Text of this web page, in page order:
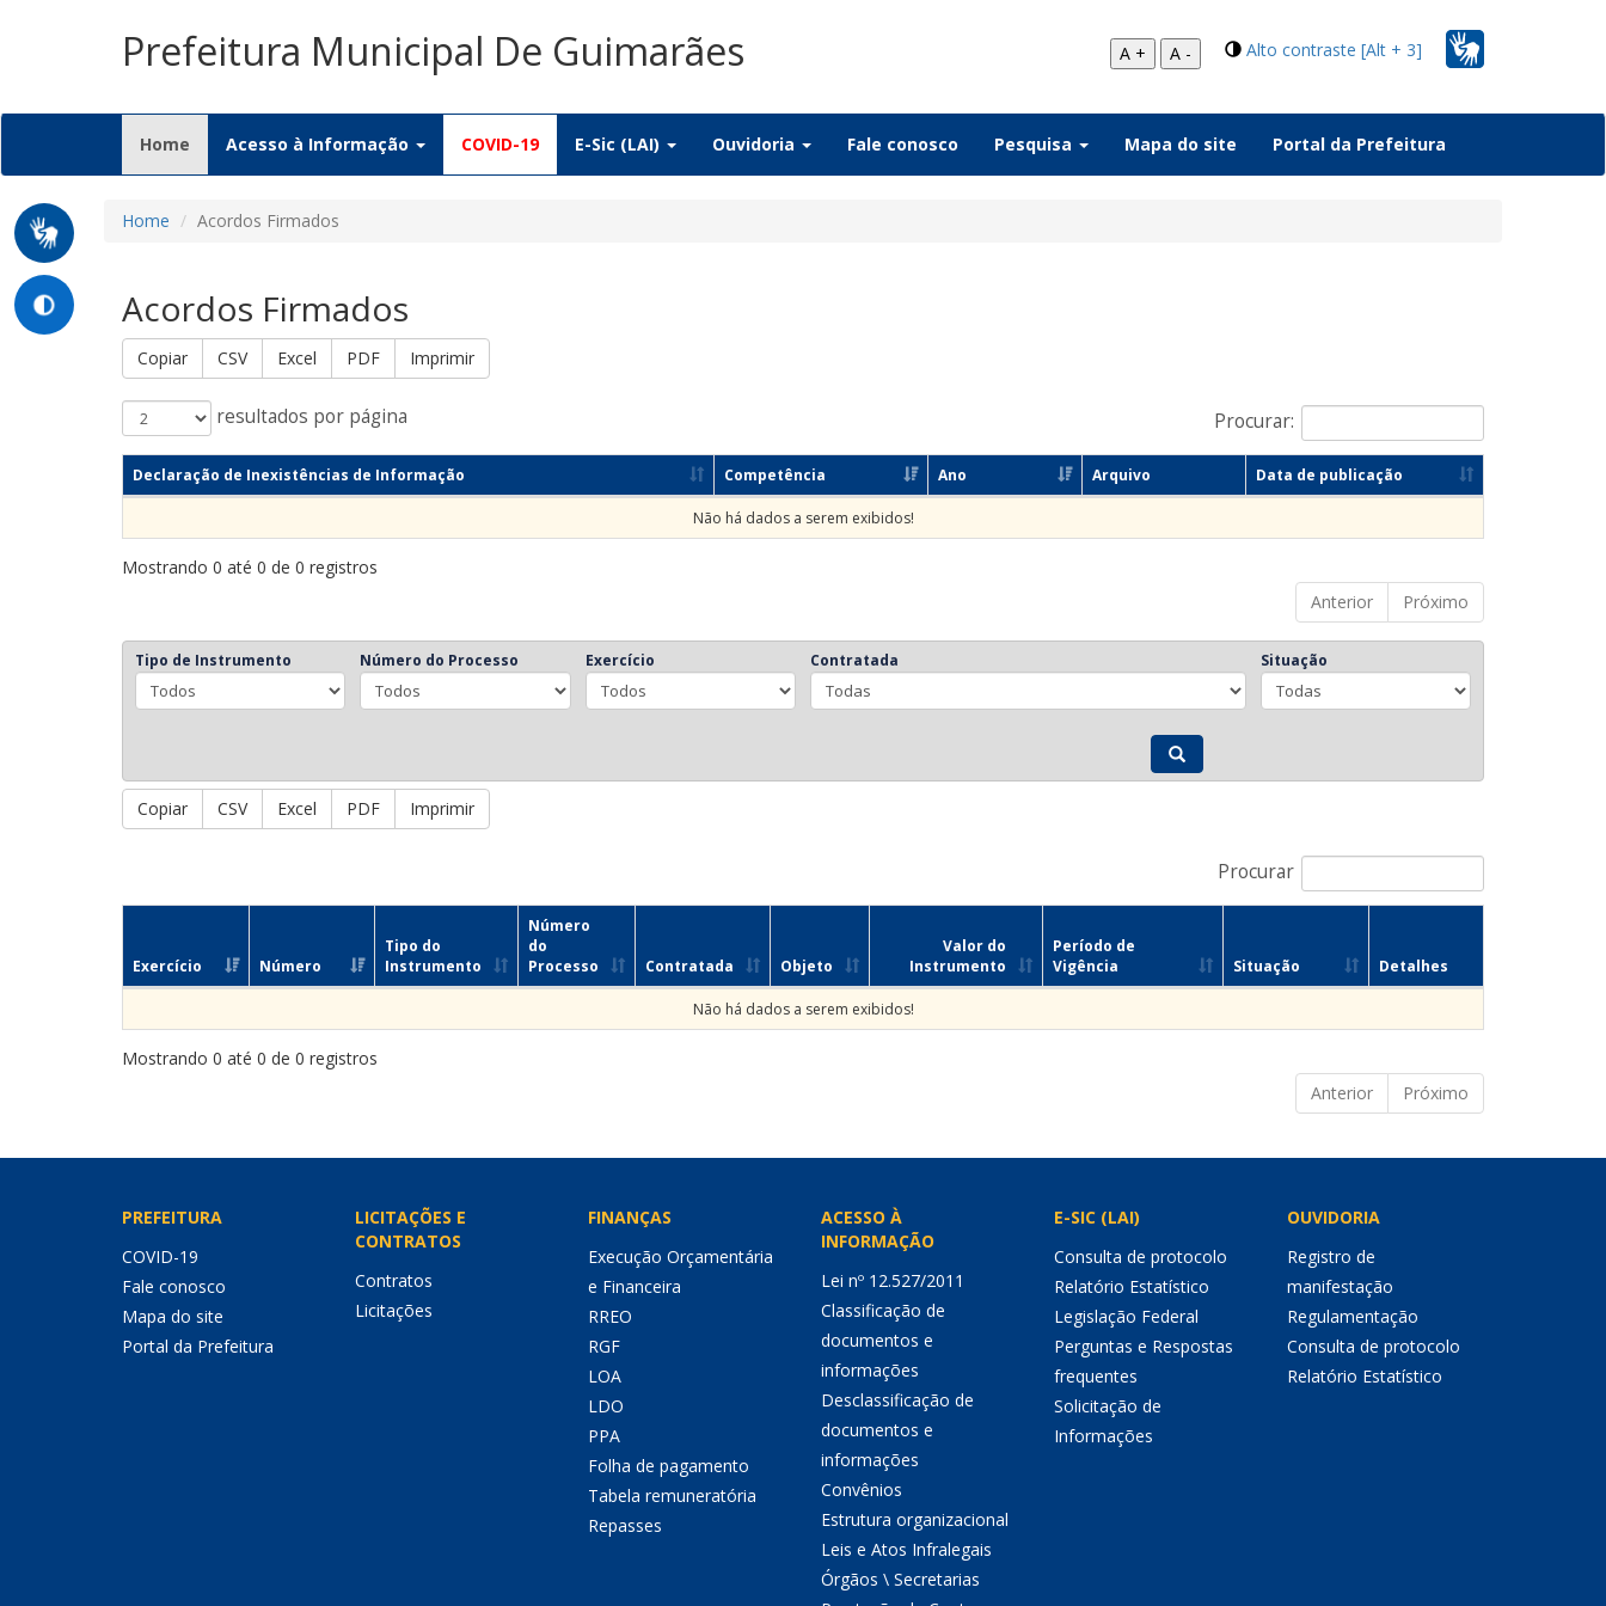
Prefeitura Municipal De Guimarães Alto contraste [Alt + 3]
A + A -
Home (current)
Acesso à Informação COVID-19 E-Sic (LAI) Ouvidoria Fale conosco Pesquisa Mapa do site Portal da Prefeitura
Home Acordos Firmados
Acordos Firmados
Copiar CSV Excel PDF Imprimir
resultados por página Procurar:
Declaração de Inexistências de Informação Competência Ano Arquivo Data de publicação
Não há dados a serem exibidos!
Mostrando 0 até 0 de 0 registros
Anterior
Próximo
Tipo de Instrumento Número do Processo Exercício Contratada Situação
Copiar CSV Excel PDF Imprimir
Procurar
Exercício Número
Tipo do
Instrumento
Número
do
Processo
Contratada Objeto
Valor do
Instrumento
Período de
Vigência
Situação Detalhes
Não há dados a serem exibidos!
Mostrando 0 até 0 de 0 registros
Anterior
Próximo
PREFEITURA
COVID-19
Fale conosco
Mapa do site
Portal da Prefeitura
LICITAÇÕES E
CONTRATOS
Contratos
Licitações
FINANÇAS
Execução Orçamentária
e Financeira
RREO
RGF
LOA
LDO
PPA
Folha de pagamento
Tabela remuneratória
Repasses
ACESSO À
INFORMAÇÃO
Lei nº 12.527/2011
Classificação de
documentos e
informações
Desclassificação de
documentos e
informações
Convênios
Estrutura organizacional
Leis e Atos Infralegais
Órgãos \ Secretarias
E-SIC (LAI)
Consulta de protocolo
Relatório Estatístico
Legislação Federal
Perguntas e Respostas
frequentes
Solicitação de
Informações
OUVIDORIA
Registro de
manifestação
Regulamentação
Consulta de protocolo
Relatório Estatístico